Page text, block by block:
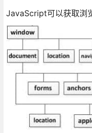
JavaScript可以获取浏